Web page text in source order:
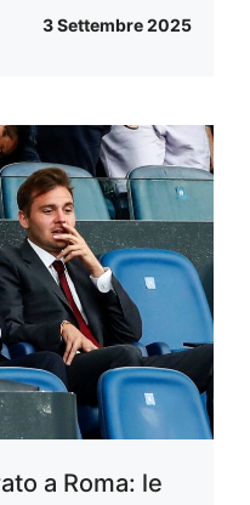
3 Settembre 2025
a Roma: le